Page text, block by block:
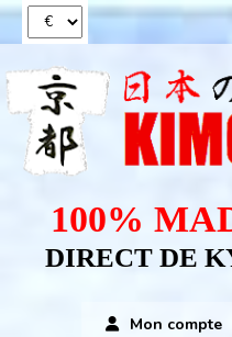
100%
DIRECT DE
Mon compte
Panneau de gestion des cookies